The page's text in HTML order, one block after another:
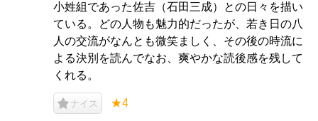
小姓組であった佐吉（石田三成）との日々を描い
ている。どの人物も魅力的だったが、若き日の八
人の交流がなんとも微笑ましく、その後の時流に
よる決別を読んでなお、爽やかな読後感を残して
くれる。
ナイス ★4